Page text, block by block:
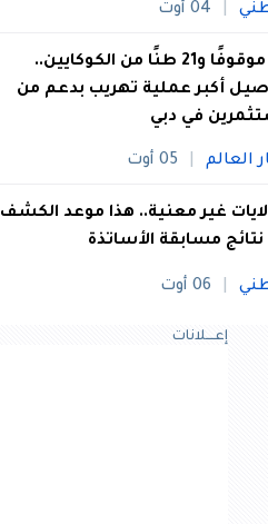
04 أوت
44 موقوفًا و21 طنًا من الكوكايين..
أكبر عملية تهريب بدعم من
في دبي
العالم 05 أوت
ولايات غير معنية.. هذا موعد الكشف
مسابقة الأساتذة
06 أوت
إعــــلانات